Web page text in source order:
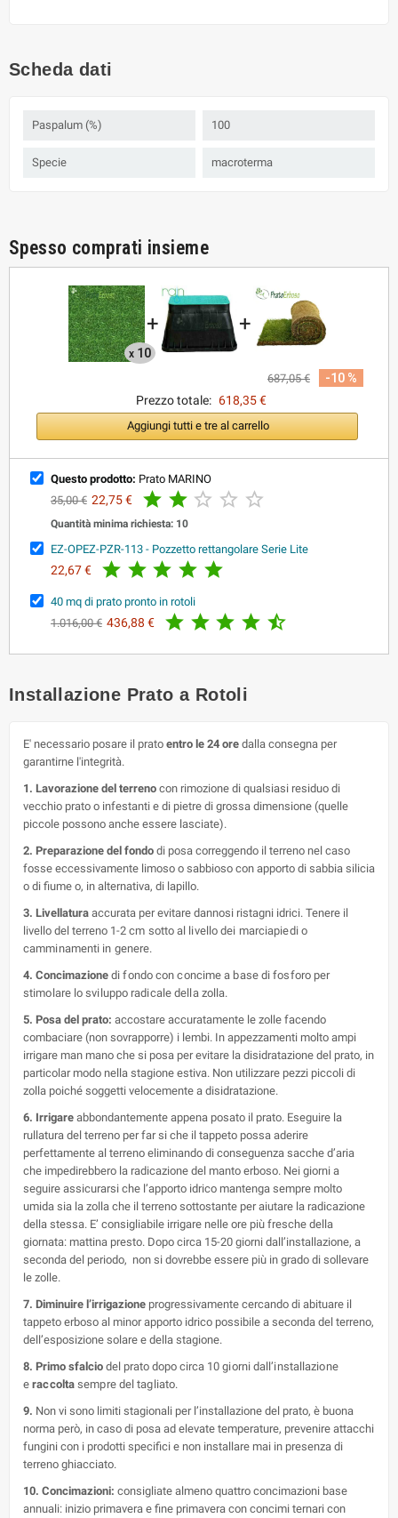
Scheda dati
Paspalum (%) 100
Specie macroterma
Spesso comprati insieme
x10
+ +
687,05 €
-10 %
Prezzo totale: 618,35 €
Aggiungi tutti e tre al carrello
Questo prodotto: Prato MARINO
35,00 € 22,75 €     
Quantità minima richiesta: 10
EZ-OPEZ-PZR-113 - Pozzetto rettangolare Serie Lite
22,67 €     
40 mq di prato pronto in rotoli
1.016,00 € 436,88 €     
Installazione Prato a Rotoli
E' necessario posare il prato entro le 24 ore dalla consegna per
garantirne l'integrità.
1. Lavorazione del terreno con rimozione di qualsiasi residuo di
vecchio prato o infestanti e di pietre di grossa dimensione (quelle
piccole possono anche essere lasciate).
2. Preparazione del fondo di posa correggendo il terreno nel caso
fosse eccessivamente limoso o sabbioso con apporto di sabbia silicia
o di fiume o, in alternativa, di lapillo.
3. Livellatura accurata per evitare dannosi ristagni idrici. Tenere il
livello del terreno 1-2 cm sotto al livello dei marciapiedi o
camminamenti in genere.
4. Concimazione di fondo con concime a base di fosforo per
stimolare lo sviluppo radicale della zolla.
5. Posa del prato: accostare accuratamente le zolle facendo
combaciare (non sovrapporre) i lembi. In appezzamenti molto ampi
irrigare man mano che si posa per evitare la disidratazione del prato, in
particolar modo nella stagione estiva. Non utilizzare pezzi piccoli di
zolla poiché soggetti velocemente a disidratazione.
6. Irrigare abbondantemente appena posato il prato. Eseguire la
rullatura del terreno per far si che il tappeto possa aderire
perfettamente al terreno eliminando di conseguenza sacche d’aria
che impedirebbero la radicazione del manto erboso. Nei giorni a
seguire assicurarsi che l’apporto idrico mantenga sempre molto
umida sia la zolla che il terreno sottostante per aiutare la radicazione
della stessa. E’ consigliabile irrigare nelle ore più fresche della
giornata: mattina presto. Dopo circa 15-20 giorni dall’installazione, a
seconda del periodo, non si dovrebbe essere più in grado di sollevare
le zolle.
7. Diminuire l’irrigazione progressivamente cercando di abituare il
tappeto erboso al minor apporto idrico possibile a seconda del terreno,
dell’esposizione solare e della stagione.
8. Primo sfalcio del prato dopo circa 10 giorni dall’installazione
e raccolta sempre del tagliato.
9. Non vi sono limiti stagionali per l’installazione del prato, è buona
norma però, in caso di posa ad elevate temperature, prevenire attacchi
fungini con i prodotti specifici e non installare mai in presenza di
terreno ghiacciato.
10. Concimazioni: consigliate almeno quattro concimazioni base
annuali: inizio primavera e fine primavera con concimi ternari con